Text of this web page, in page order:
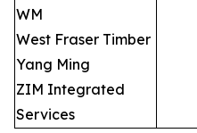
WM
West Fraser Timber
Yang Ming
ZIM Integrated
Services